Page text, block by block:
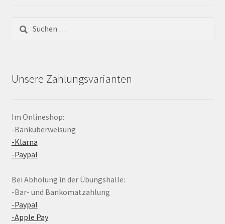
nach:
Unsere Zahlungsvarianten
Im Onlineshop:
-Banküberweisung
-Klarna
-Paypal
Bei Abholung in der Übungshalle:
-Bar- und Bankomatzahlung
-Paypal
-Apple Pay